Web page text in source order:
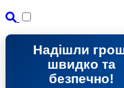
Надішли
швидко та
безпечно!